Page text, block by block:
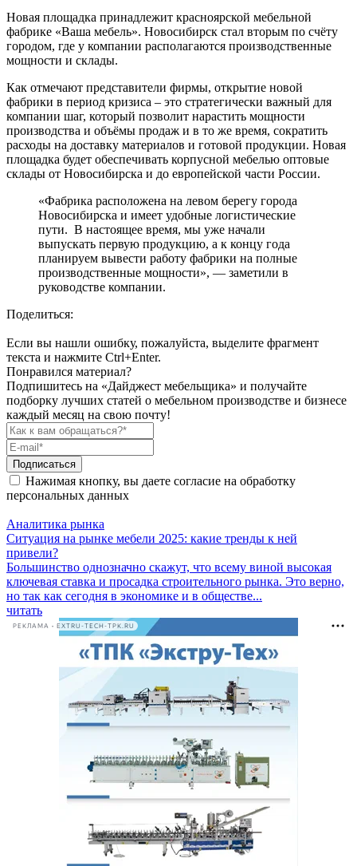
Новая площадка принадлежит красноярской мебельной
фабрике «Ваша мебель». Новосибирск стал вторым по счёту
городом, где у компании располагаются производственные
мощности и склады.
Как отмечают представители фирмы, открытие новой
фабрики в период кризиса – это стратегически важный для
компании шаг, который позволит нарастить мощности
производства и объёмы продаж и в то же время, сократить
расходы на доставку материалов и готовой продукции. Новая
площадка будет обеспечивать корпусной мебелью оптовые
склады от Новосибирска и до европейской части России.
«Фабрика расположена на левом берегу города
Новосибирска и имеет удобные логистические
пути. В настоящее время, мы уже начали
выпускать первую продукцию, а к концу года
планируем вывести работу фабрики на полные
производственные мощности», — заметили в
руководстве компании.
Поделиться:
Если вы нашли ошибку, пожалуйста, выделите фрагмент
текста и нажмите Ctrl+Enter.
Понравился материал?
Подпишитесь на «Дайджест мебельщика» и получайте
подборку лучших статей о мебельном производстве и бизнесе
каждый месяц на свою почту!
Подписаться
Нажимая кнопку, вы даете согласие на обработку
персональных данных
Аналитика рынка
Ситуация на рынке мебели 2025: какие тренды к ней
привели?
Большинство однозначно скажут, что всему виной высокая
ключевая ставка и просадка строительного рынка. Это верно,
но так как сегодня в экономике и в обществе...
читать
РЕКЛАМА • EXTRU-TECH-TPK.RU